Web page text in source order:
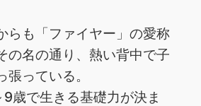
らも「ファイヤー」の愛称
の名の通り、熱い背中で子
張っている。
歳で生きる基礎力が決ま